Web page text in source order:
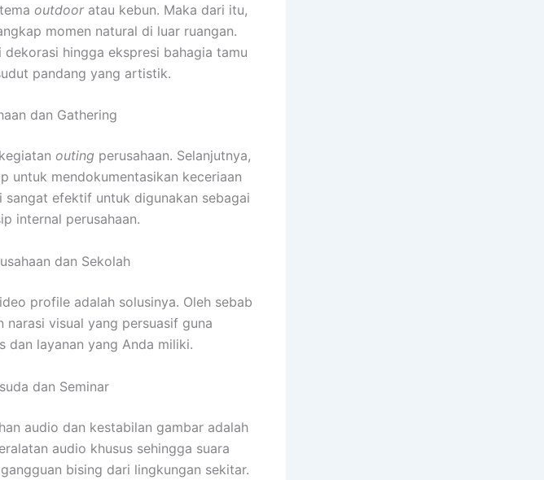
outdooratau kebun. Maka dari itu,
momen natural di luar ruangan.
hingga ekspresi bahagia tamu
pandang yang artistik.
dan Gathering
outing perusahaan. Selanjutnya,
untuk mendokumentasikan keceriaan
efektif untuk digunakan sebagai
internal perusahaan.
dan Sekolah
profile adalah solusinya. Oleh sebab
narasi visual yang persuasif guna
dan layanan yang Anda miliki.
dan Seminar
audio dan kestabilan gambar adalah
audio khusus sehingga suara
bising dari lingkungan sekitar.